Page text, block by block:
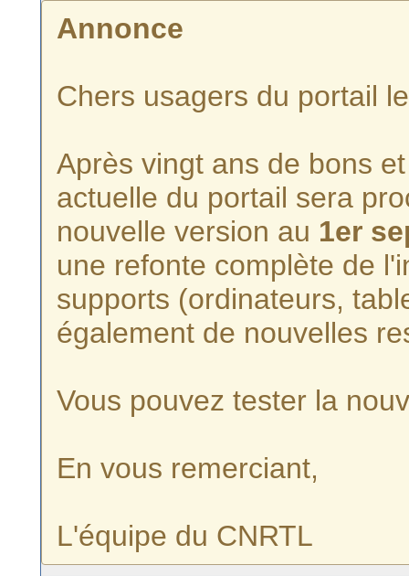
Annonce
Chers usagers du portail
Après vingt ans de bons
actuelle du portail sera
nouvelle version au 1er
une refonte complète de
supports (ordinateurs,
également de nouvelles
Vous pouvez tester la
En vous remerciant,
L'équipe du CNRTL